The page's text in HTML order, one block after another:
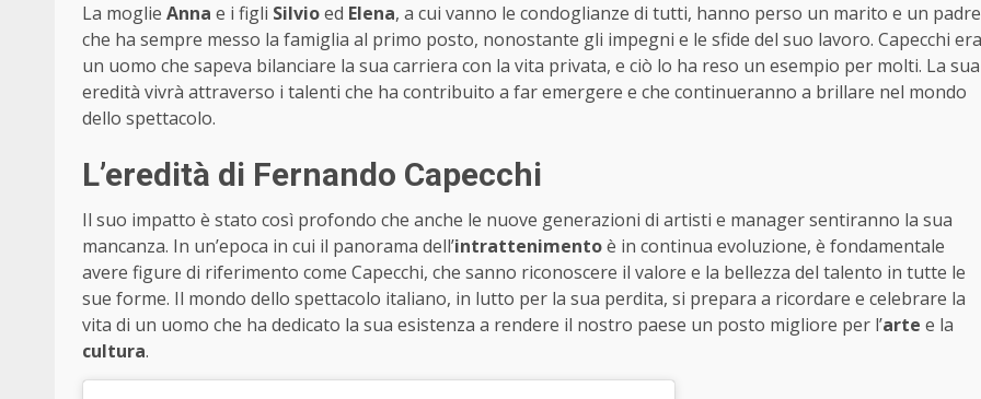
La moglie Anna e i figli Silvioed Elena, a cui vanno le condoglianze di tutti, hanno perso un marito e un padre
che ha sempre messo la famiglia al primo posto, nonostante gli impegni e le sfide del suo lavoro. Capecchi era
un uomo che sapeva bilanciare la sua carriera con la vita privata, e ciò lo ha reso un esempio per molti. La sua
eredità vivrà attraverso i talenti che ha contribuito a far emergere e che continueranno a brillare nel mondo
dello spettacolo.
L’eredità di Fernando Capecchi
Il suo impatto è stato così profondo che anche le nuove generazioni di artisti e manager sentiranno la sua
mancanza. In un’epoca in cui il panorama dell’intrattenimentoè in continua evoluzione, è fondamentale
avere figure di riferimento come Capecchi, che sanno riconoscere il valore e la bellezza del talento in tutte le
sue forme. Il mondo dello spettacolo italiano, in lutto per la sua perdita, si prepara a ricordare e celebrare la
vita di un uomo che ha dedicato la sua esistenza a rendere il nostro paese un posto migliore per l’arte e la
cultura.